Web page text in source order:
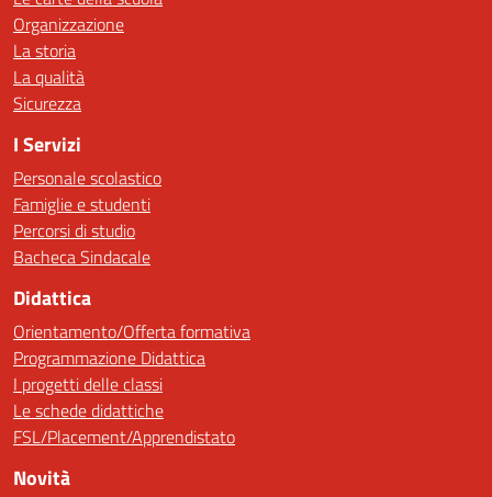
Organizzazione
La storia
La qualità
Sicurezza
I Servizi
Personale scolastico
Famiglie e studenti
Percorsi di studio
Bacheca Sindacale
Didattica
Orientamento/Offerta formativa
Programmazione Didattica
I progetti delle classi
Le schede didattiche
FSL/Placement/Apprendistato
Novità